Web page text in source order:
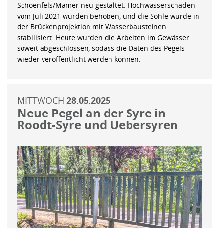
Schoenfels/Mamer neu gestaltet. Hochwasserschäden
vom Juli 2021 wurden behoben, und die Sohle wurde in
der Brückenprojektion mit Wasserbausteinen
stabilisiert. Heute wurden die Arbeiten im Gewässer
soweit abgeschlossen, sodass die Daten des Pegels
wieder veröffentlicht werden können.
MITTWOCH 28.05.2025
Neue Pegel an der Syre in
Roodt-Syre und Uebersyren